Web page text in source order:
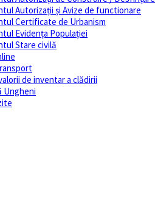
Autorizații și Avize de functionare
Certificate de Urbanism
Evidența Populației
Stare civilă
de inventar a clădirii
Ungheni